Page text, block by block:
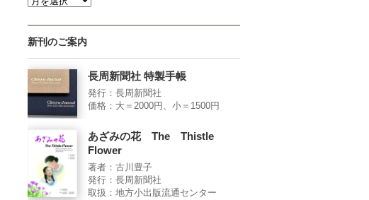
新刊のご案内
長周新聞社 特製手帳
発行：長周新聞社
価格：大＝2000円、小＝1500円
あざみの花 The Thistle
Flower
著者：古川豊子
発行：長周新聞社
取扱：地方小出版流通センター